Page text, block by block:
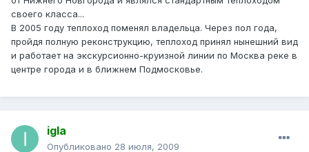
своего класса...
В 2005 году теплоход поменял владельца. Через пол года,
пройдя полную реконструкцию, теплоход принял нынешний вид
и работает на экскурсионно-круизной линии по Москва реке в
центре города и в ближнем Подмосковье.
igla
Опубликовано 28 июля, 2009